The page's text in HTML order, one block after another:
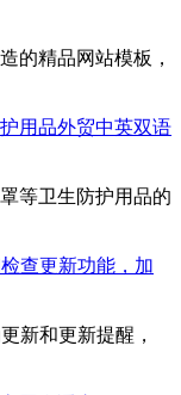
的精品网站模板，
用品外贸中英双语
等卫生防护用品的
查更新功能，加
新和更新提醒，